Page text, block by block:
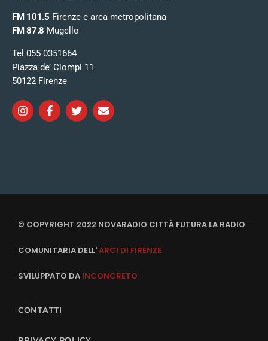
FM 101.5 Firenze e area metropolitana
FM 87.8 Mugello
Tel 055 0351664
Piazza de’ Ciompi 11
50122 Firenze
© COPYRIGHT 2022 NOVARADIO CITTÀ FUTURA LA RADIO
COMUNITARIA DELL'ARCI DI FIRENZE
SVILUPPATO DA INCONCRETO
CONTATTI